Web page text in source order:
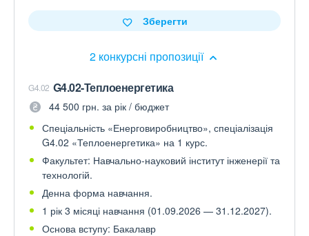
2 конкурсні пропозиції
Зберегти
G4.02 G4.02-Теплоенергетика
44 500 грн. за рік / бюджет
Спеціальність «Енерговиробництво», спеціалізація
G4.02 «Теплоенергетика» на 1 курс.
Факультет: Навчально-науковий інститут інженерії та
технологій.
Денна форма навчання.
1 рік 3 місяці навчання (01.09.2026 — 31.12.2027).
Основа вступу: Бакалавр